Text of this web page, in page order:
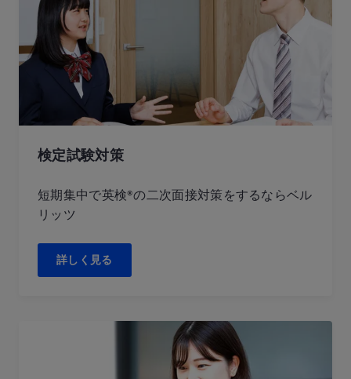
検定試験対策
短期集中で英検®の二次面接対策をするならベル
リッツ
詳しく見る